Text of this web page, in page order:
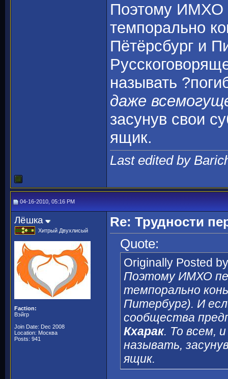
Поэтому ИМХО
темпорально
Пётёрсбург и
называть
даже
засунув свои
ящик.
Last edited by
04-16-2010, 05:16 PM
Лёшка
Хитрый Двухлисый
Faction:
Вэйгр
Join Date: Dec 2008
Location: Москва
Posts: 941
Re: Трудности
Quote:
Originally Posted
Поэтому ИМХО
темпорально
Питербург). И
сообщества
Кхарак. То всем,
называть,
ящик.